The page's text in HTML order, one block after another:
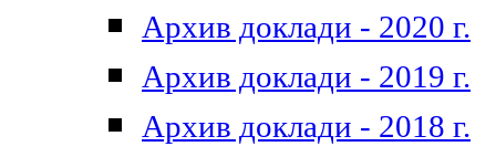
Архив доклади - 2020 г.
Архив доклади - 2019 г.
Архив доклади - 2018 г.